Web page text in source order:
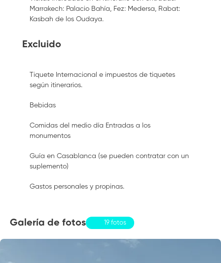
Marrakech: Palacio Bahía, Fez: Medersa, Rabat:
Kasbah de los Oudaya.
Excluido
Tiquete Internacional e impuestos de tiquetes
según itinerarios.
Bebidas
Comidas del medio día Entradas a los
monumentos
Guía en Casablanca (se pueden contratar con un
suplemento)
Gastos personales y propinas.
Galería de fotos 19 fotos